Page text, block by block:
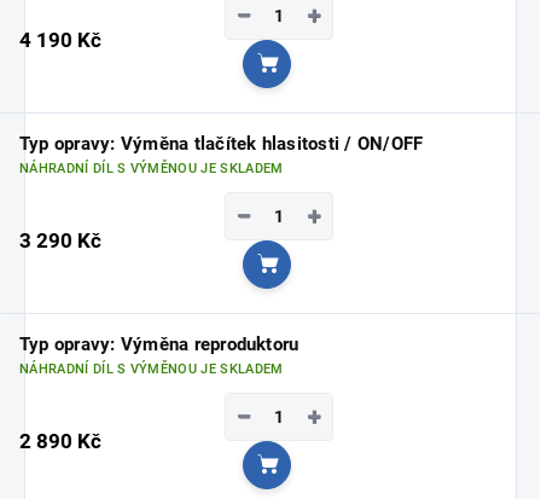
4 190 Kč
+
−
Do košíku
Typ opravy: Výměna tlačítek hlasitosti / ON/OFF
NÁHRADNÍ DÍL S VÝMĚNOU JE SKLADEM
3 290 Kč
+
−
Do košíku
Typ opravy: Výměna reproduktoru
NÁHRADNÍ DÍL S VÝMĚNOU JE SKLADEM
2 890 Kč
+
−
Do košíku